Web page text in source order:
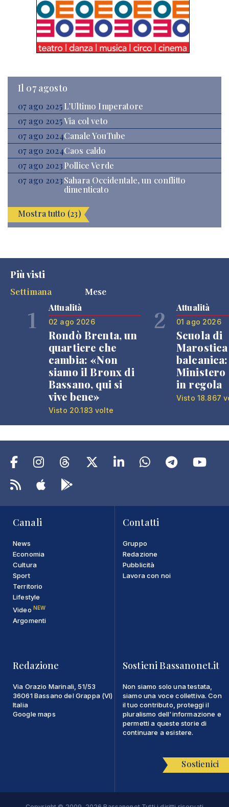
Il 07 agosto
07 ago 2025 L’Ultimo Imperatore
07 ago 2025Via col veto
07 ago 2024Canale YouTube
07 ago 2024Caos caldo
07 ago 2023Pollice Verde
07 ago 2023Sahara Occidentale, un conflitto
dimenticato
Mostra tutto (23)
Più visti
Settimana
Mese
1 Attualità
02 ago 2026
Rondò Brenta, un
quartiere che
cambia: «Non
siamo il Bronx di
Bassano, qui si
vive bene»
Visto 20.183 volte
2 Attualità
01 ago 2026
Scuola di
Ministero
in regola
Visto 18.867
Canali
News
Economia
Cultura
Sport
Territorio
Lifestyle
Video NEW
Argomenti
Contatti
Gruppo
Redazione
Pubblicità
Lavora con noi
Redazione
Via Orazio Marinali, 51/53
36061 Bassano del Grappa (VI)
Italia
Google maps
Sostieni Bassanonet.it
Non siamo solo una testata,
siamo una voce collettiva. Con
il tuo contributo, proteggi il
pluralismo dell'informazione e
permetti a queste storie di
continuare a esistere.
Sostienici